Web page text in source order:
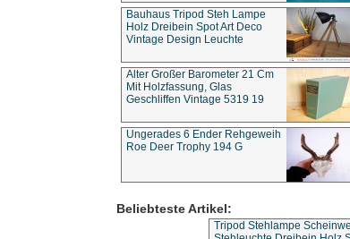
Bauhaus Tripod Steh Lampe
Holz Dreibein Spot Art Deco
Vintage Design Leuchte
Alter Großer Barometer 21 Cm
Mit Holzfassung, Glas
Geschliffen Vintage 5319 19
Ungerades 6 Ender Rehgeweih
Roe Deer Trophy 194 G
Beliebteste Artikel:
Tripod Stehlampe